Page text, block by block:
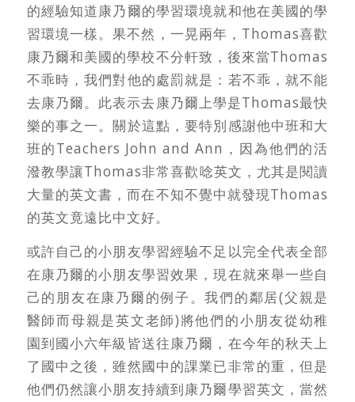
的經驗知道康乃爾的學習環境就和他在美國的學
習環境一樣。果不然，一晃兩年，Thomas喜歡
康乃爾和美國的學校不分軒致，後來當Thomas
不乖時，我們對他的處罰就是：若不乖，就不能
去康乃爾。此表示去康乃爾上學是Thomas最快
樂的事之一。關於這點，要特別感謝他中班和大
班的Teachers John and Ann，因為他們的活
潑教學讓Thomas非常喜歡唸英文，尤其是閱讀
大量的英文書，而在不知不覺中就發現Thomas
的英文竟遠比中文好。
或許自己的小朋友學習經驗不足以完全代表全部
在康乃爾的小朋友學習效果，現在就來舉一些自
己的朋友在康乃爾的例子。我們的鄰居(父親是
醫師而母親是英文老師)將他們的小朋友從幼稚
園到國小六年級皆送往康乃爾，在今年的秋天上
了國中之後，雖然國中的課業已非常的重，但是
他們仍然讓小朋友持續到康乃爾學習英文，當然